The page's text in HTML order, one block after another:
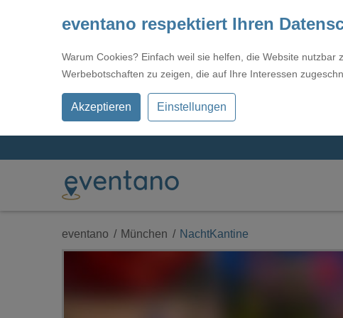
eventano respektiert Ihren
Warum Cookies? Einfach weil sie helfen, die Website
Werbebotschaften zu zeigen, die auf Ihre Interessen
Akzeptieren Einstellungen
eventano München NachtKantine